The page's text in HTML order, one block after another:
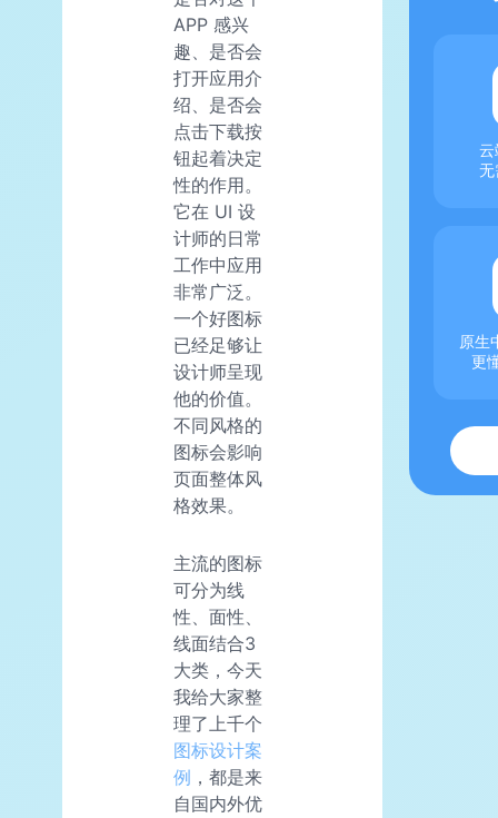
APP 感兴
趣、是否会
打开应用介
绍、是否会
点击下载按
钮起着决定
性的作用。
它在 UI 设
计师的日常
工作中应用
非常广泛。
一个好图标
已经足够让
设计师呈现
他的价值。
不同风格的
图标会影响
页面整体风
格效果。
主流的图标
可分为线
性、面性、
线面结合3
大类，今天
我给大家整
理了上千个
图标设计案
例 ，都是来
自国内外优
云
无
原生
更